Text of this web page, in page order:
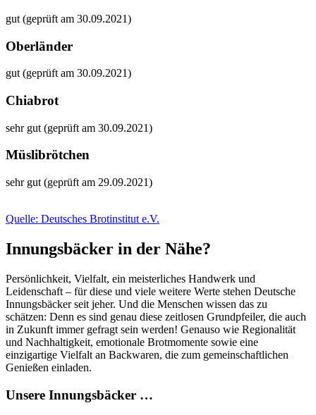
gut (geprüft am 30.09.2021)
Oberländer
gut (geprüft am 30.09.2021)
Chiabrot
sehr gut (geprüft am 30.09.2021)
Müslibrötchen
sehr gut (geprüft am 29.09.2021)
Quelle: Deutsches Brotinstitut e.V.
Innungsbäcker in der Nähe?
Persönlichkeit, Vielfalt, ein meisterliches Handwerk und
Leidenschaft – für diese und viele weitere Werte stehen Deutsche
Innungsbäcker seit jeher. Und die Menschen wissen das zu
schätzen: Denn es sind genau diese zeitlosen Grundpfeiler, die auch
in Zukunft immer gefragt sein werden! Genauso wie Regionalität
und Nachhaltigkeit, emotionale Brotmomente sowie eine
einzigartige Vielfalt an Backwaren, die zum gemeinschaftlichen
Genießen einladen.
Unsere Innungsbäcker …